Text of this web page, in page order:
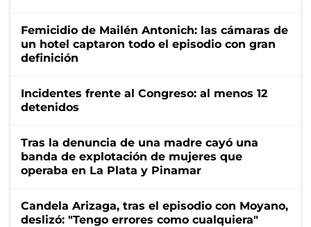
Femicidio de Mailén Antonich: las cámaras de
un hotel captaron todo el episodio con gran
definición
Incidentes frente al Congreso: al menos 12
detenidos
Tras la denuncia de una madre cayó una
banda de explotación de mujeres que
operaba en La Plata y Pinamar
Candela Arizaga, tras el episodio con Moyano,
deslizó: "Tengo errores como cualquiera"